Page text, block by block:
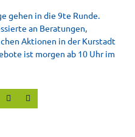
gehen in die 9te Runde.
an Beratungen,
Aktionen in der Kurstadt
ist morgen ab 10 Uhr im